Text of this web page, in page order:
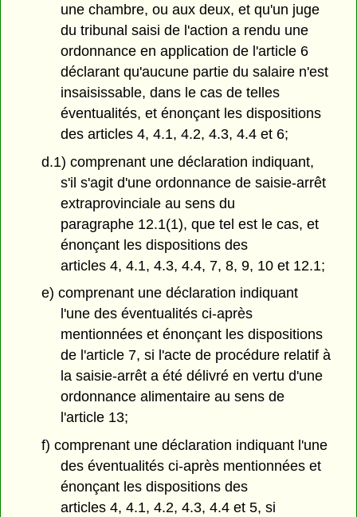
une chambre, ou aux deux, et qu'un juge
du tribunal saisi de l'action a rendu une
ordonnance en application de l'article 6
déclarant qu'aucune partie du salaire n'est
insaisissable, dans le cas de telles
éventualités, et énonçant les dispositions
des articles 4, 4.1, 4.2, 4.3, 4.4 et 6;
d.1) comprenant une déclaration indiquant,
s'il s'agit d'une ordonnance de saisie-arrêt
extraprovinciale au sens du
paragraphe 12.1(1), que tel est le cas, et
énonçant les dispositions des
articles 4, 4.1, 4.3, 4.4, 7, 8, 9, 10 et 12.1;
e) comprenant une déclaration indiquant
l'une des éventualités ci-après
mentionnées et énonçant les dispositions
de l'article 7, si l'acte de procédure relatif à
la saisie-arrêt a été délivré en vertu d'une
ordonnance alimentaire au sens de
l'article 13;
f) comprenant une déclaration indiquant l'une
des éventualités ci-après mentionnées et
énonçant les dispositions des
articles 4, 4.1, 4.2, 4.3, 4.4 et 5, si